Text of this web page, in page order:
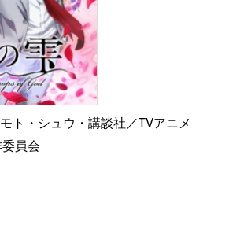
ト・シュウ・講談社／TVアニメ
委員会